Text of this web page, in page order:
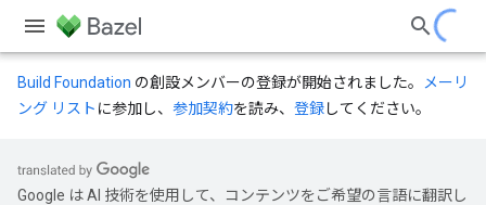
Build Foundation の創設メンバーの登録が開始されました。
メーリ
ング リスト に参加し、 参加契約を読み、 登録してください。
Google は AI 技術を使用して、コンテンツをご希望の言語に翻訳し